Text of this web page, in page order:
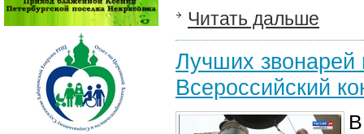
Читать дальше
Лучших звонарей
Всероссийский